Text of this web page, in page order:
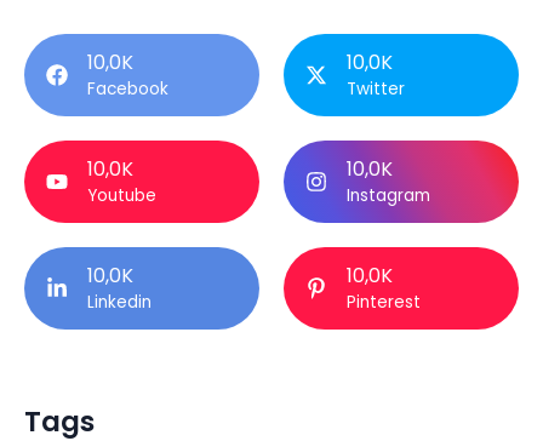
10,0K
Facebook
10,0K
Twitter
10,0K
Youtube
10,0K
Instagram
10,0K
Linkedin
10,0K
Pinterest
Tags